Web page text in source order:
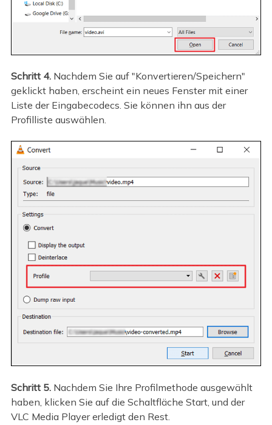
Schritt 4.Nachdem Sie auf "Konvertieren/Speichern"
geklickt haben, erscheint ein neues Fenster mit einer
Liste der Eingabecodecs. Sie können ihn aus der
Profilliste auswählen.
Schritt 5.Nachdem Sie Ihre Profilmethode ausgewählt
haben, klicken Sie auf die Schaltfläche Start, und der
VLC Media Player erledigt den Rest.